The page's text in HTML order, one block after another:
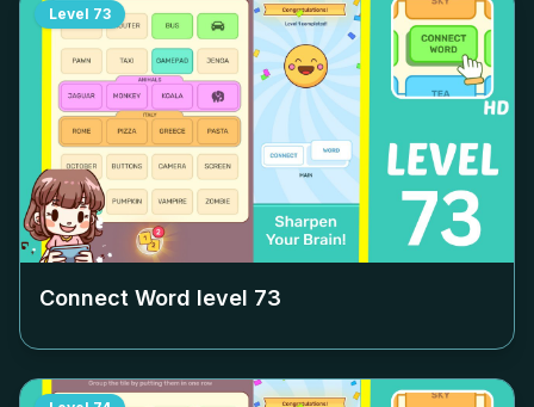
Level 73
Connect Word level 73